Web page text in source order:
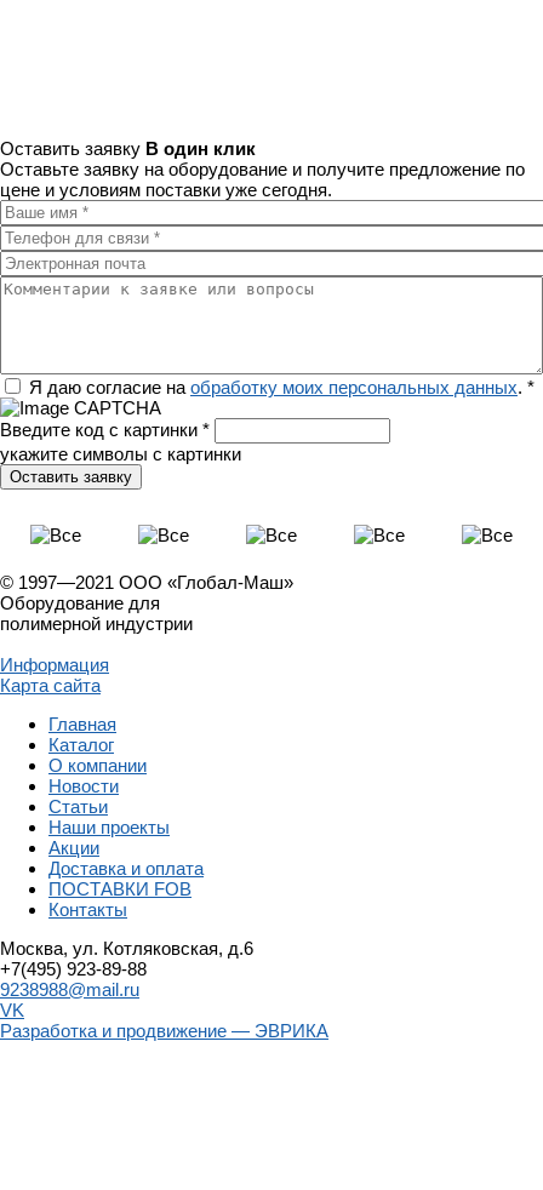
Оставить заявку В один клик
Оставьте заявку на оборудование и получите предложение по
цене и условиям поставки уже сегодня.
Ваше имя*
Телефон для связи
Электронная почта
Комментарии к заявке или вопросы
РегионЯ даю согласие на обработку моих персональных данных. *
Введите код с картинки *
укажите символы с картинки
© 1997—2021 ООО «Глобал-Маш»
Оборудование для
полимерной индустрии
Информация
Карта сайта
Главная
Каталог
О компании
Новости
Статьи
Наши проекты
Акции
Доставка и оплата
ПОСТАВКИ FOB
Контакты
Москва, ул. Котляковская, д.6
+7(495) 923-89-88
9238988@mail.ru
VK
Разработка и продвижение — ЭВРИКА